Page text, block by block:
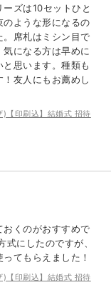
ズは10セットひと
ような形になるの
席札はミシン目で
になる方は早めに
思います。種類も
友人にもお薦めし
【印刷込】結婚式 招待
くのがおすすめで
にしたのですが、
てもらえました！
【印刷込】結婚式 招待